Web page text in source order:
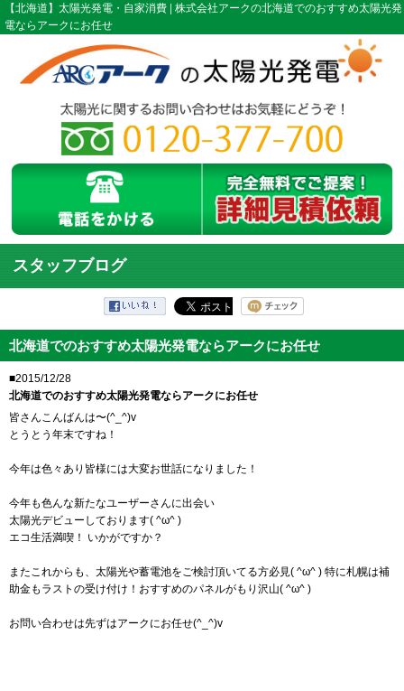
【北海道】太陽光発電・自家消費 | 株式会社アークの北海道でのおすすめ太陽光発
電ならアークにお任せ
スタッフブログ
北海道でのおすすめ太陽光発電ならアークにお任せ
■2015/12/28
北海道でのおすすめ太陽光発電ならアークにお任せ
皆さんこんばんは〜(^_^)v
とうとう年末ですね！
今年は色々あり皆様には大変お世話になりました！
今年も色んな新たなユーザーさんに出会い
太陽光デビューしております( ^ω^ )
エコ生活満喫！ いかがですか？
またこれからも、太陽光や蓄電池をご検討頂いてる方必見( ^ω^ ) 特に札幌は補
助金もラストの受け付け！おすすめのパネルがもり沢山( ^ω^ )
お問い合わせは先ずはアークにお任せ(^_^)v